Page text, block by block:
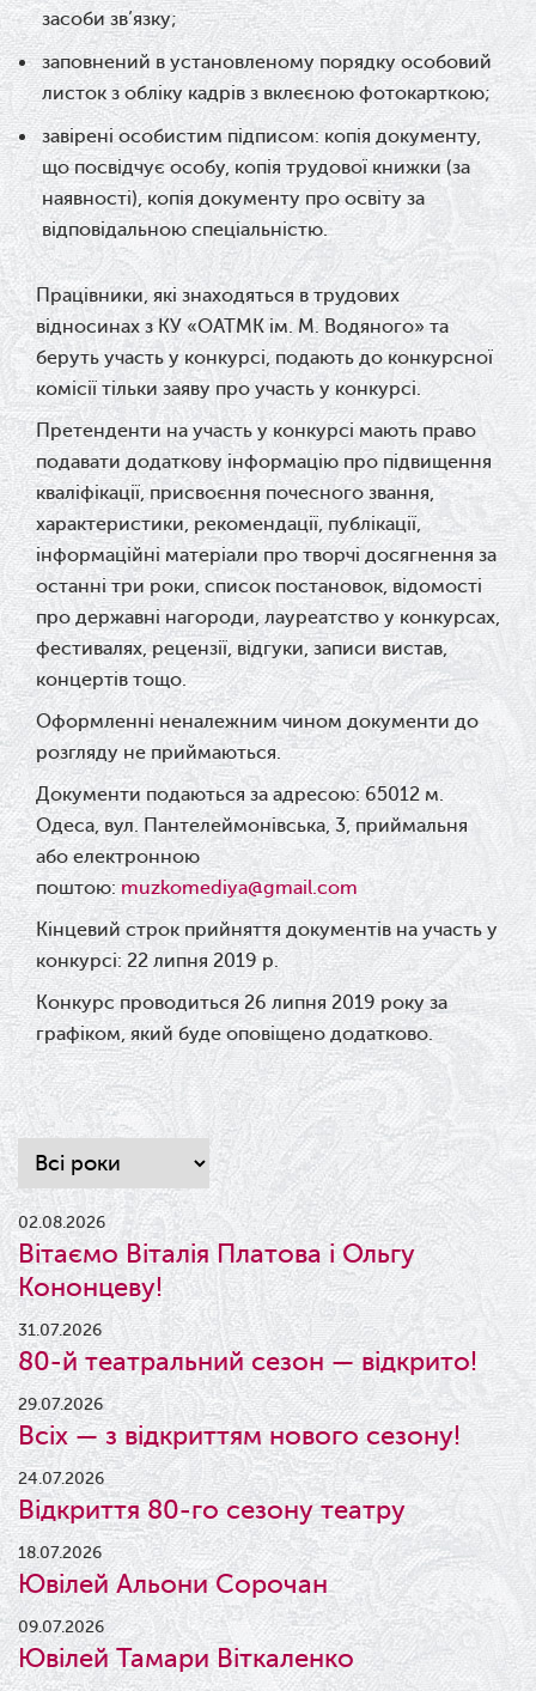
засоби зв’язку;
заповнений в установленому порядку особовий
листок з обліку кадрів з вклеєною фотокарткою;
завірені особистим підписом: копія документу,
що посвідчує особу, копія трудової книжки (за
наявності), копія документу про освіту за
відповідальною спеціальністю.
Працівники, які знаходяться в трудових
відносинах з КУ «ОАТМК ім. М. Водяного» та
беруть участь у конкурсі, подають до конкурсної
комісії тільки заяву про участь у конкурсі.
Претенденти на участь у конкурсі мають право
подавати додаткову інформацію про підвищення
кваліфікації, присвоєння почесного звання,
характеристики, рекомендації, публікації,
інформаційні матеріали про творчі досягнення за
останні три роки, список постановок, відомості
про державні нагороди, лауреатство у конкурсах,
фестивалях, рецензії, відгуки, записи вистав,
концертів тощо.
Оформленні неналежним чином документи до
розгляду не приймаються.
Документи подаються за адресою: 65012 м.
Одеса, вул. Пантелеймонівська, 3, приймальня
або електронною
поштою: muzkomediya@gmail.com
Кінцевий строк прийняття документів на участь у
конкурсі: 22 липня 2019 р.
Конкурс проводиться 26 липня 2019 року за
графіком, який будеоповіщено додатково.
02.08.2026
Вітаємо Віталія Платова і Ольгу
Кононцеву!
31.07.2026
80-й театральний сезон — відкрито!
29.07.2026
Всіх — з відкриттям нового сезону!
24.07.2026
Відкриття 80-го сезону театру
18.07.2026
Ювілей Альони Сорочан
09.07.2026
Ювілей Тамари Віткаленко